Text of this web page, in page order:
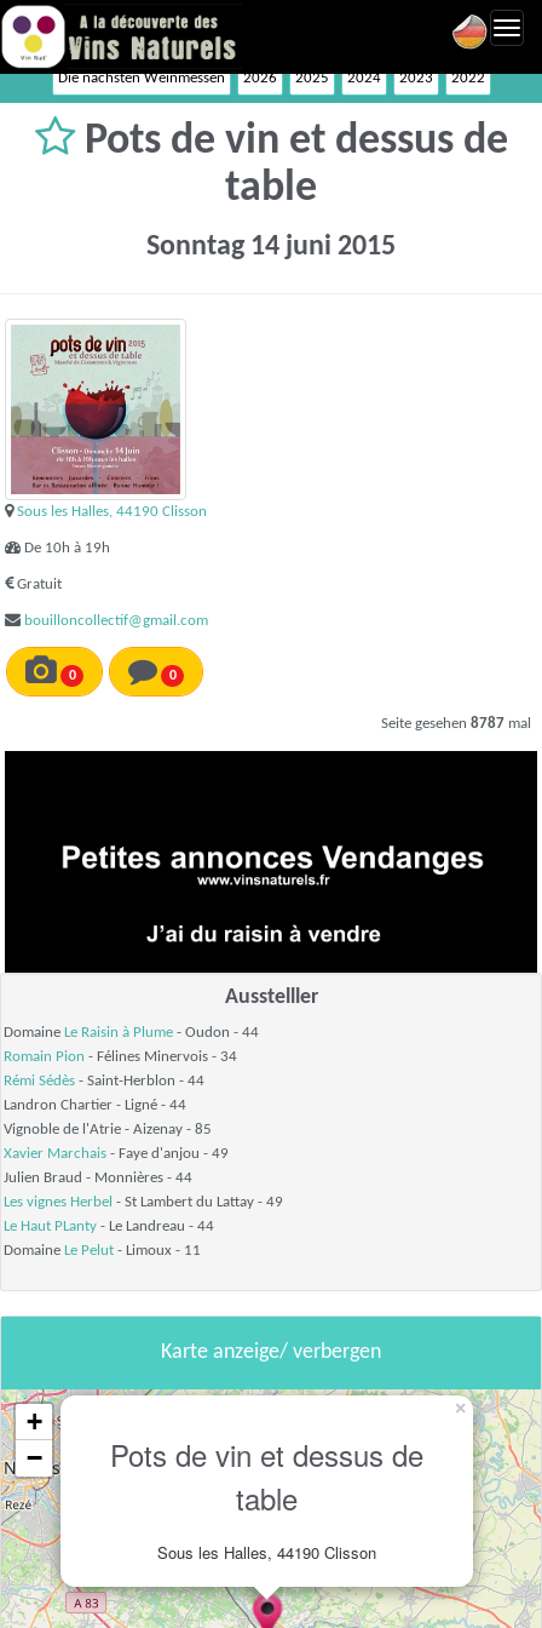
Die nächsten Weinmessen 2026 2025 2024 2023 2022
Pots de vin et dessus de
table
Sonntag 14 juni 2015
Sous les Halles, 44190 Clisson
De 10h à 19h
Gratuit
bouilloncollectif@gmail.com
0 0
Seite gesehen 8787 mal
Ausstelller
Domaine Le Raisin à Plume - Oudon - 44
Romain Pion - Félines Minervois - 34
Rémi Sédès - Saint-Herblon - 44
Landron Chartier - Ligné - 44
Vignoble de l'Atrie - Aizenay - 85
Xavier Marchais - Faye d'anjou - 49
Julien Braud - Monnières - 44
Les vignes Herbel - St Lambert du Lattay - 49
Le Haut PLanty - Le Landreau - 44
Domaine Le Pelut - Limoux - 11
Karte anzeige/ verbergen
Pots de vin et dessus de
table
Sous les Halles, 44190 Clisson
×
+
−